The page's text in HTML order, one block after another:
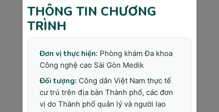
Bệnh viện tư: 1.800.000 -
2.500.000 VNĐ
Trung tâm chẩn đoán hình ảnh:
1.600.000 - 2.200.000 VNĐ
Siêu âm vú màu Doppler
Bệnh viện công: 400.000 - 600.000
VNĐ
THÔNG TIN CHƯƠNG
TRÌNH
Đơn vị thực hiện: Phòng khám Đa khoa
Công nghệ cao Sài Gòn Medik
Đối tượng: Công dân Việt Nam thực tế
cư trú trên địa bàn Thành phố, các đơn
vị do Thành phố quản lý và người lao